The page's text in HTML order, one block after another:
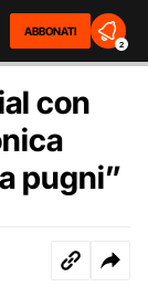
ABBONATI
2
con
pugni”